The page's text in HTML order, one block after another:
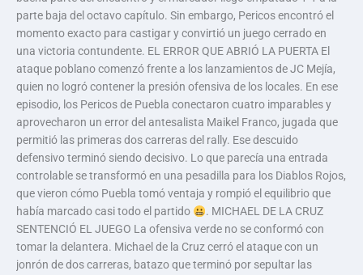
parte baja del octavo capítulo. Sin embargo, Pericos encontró el
momento exacto para castigar y convirtió un juego cerrado en
una victoria contundente. EL ERROR QUE ABRIÓ LA PUERTA El
ataque poblano comenzó frente a los lanzamientos de JC Mejía,
quien no logró contener la presión ofensiva de los locales. En ese
episodio, los Pericos de Puebla conectaron cuatro imparables y
aprovecharon un error del antesalista Maikel Franco, jugada que
permitió las primeras dos carreras del rally. Ese descuido
defensivo terminó siendo decisivo. Lo que parecía una entrada
controlable se transformó en una pesadilla para los Diablos Rojos,
que vieron cómo Puebla tomó ventaja y rompió el equilibrio que
había marcado casi todo el partido
. MICHAEL DE LA CRUZ
SENTENCIÓ EL JUEGO La ofensiva verde no se conformó con
tomar la delantera. Michael de la Cruz cerró el ataque con un
jonrón de dos carreras, batazo que terminó por sepultar las